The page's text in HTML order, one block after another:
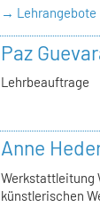
→ Lehrangebote
Paz
Lehrbeauftrage
Anne
Werkstattleitung
künstlerischen